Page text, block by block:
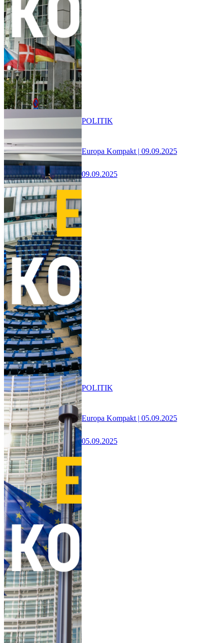
Europa Kompakt | 09.09.2025
09.09.2025
POLITIK
Europa Kompakt | 05.09.2025
05.09.2025
POLITIK